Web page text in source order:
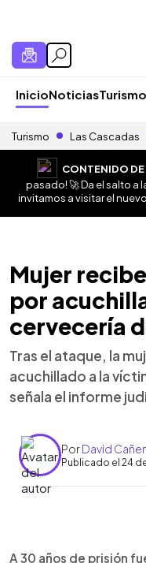
InicioNoticiasTurismo
Turismo Las Cascadas
CONTENIDO
pasado! 🚀 Da el salto a
invitamos a visitar el
Mujer
por
cervecería
Tras el ataque, la
acuchillado a la
señala el informe
PorDavid
Publicado el 24
► Escuchar
A 30 años de prisión